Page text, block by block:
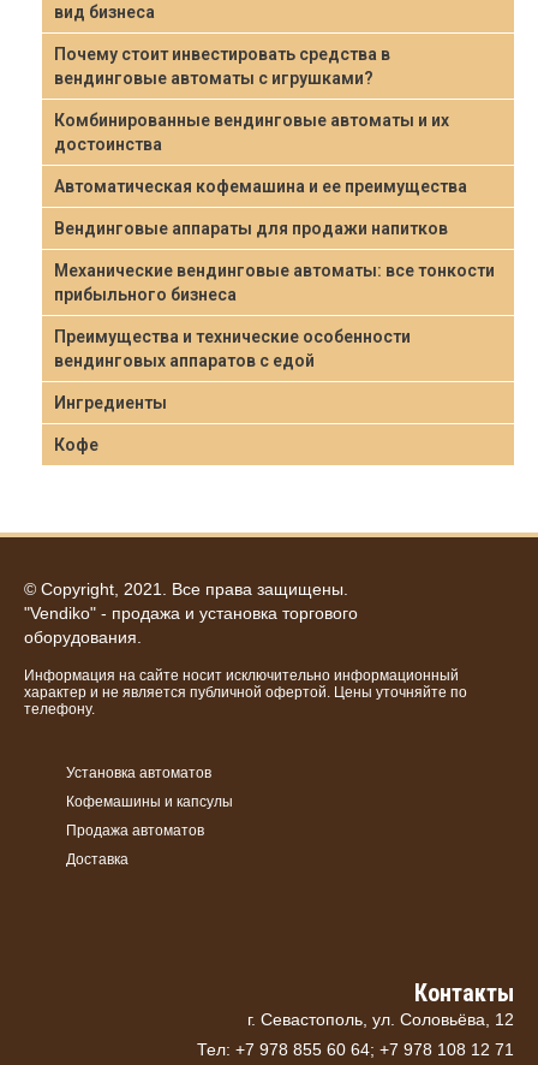
вид бизнеса
Почему стоит инвестировать средства в
вендинговые автоматы с игрушками?
Комбинированные вендинговые автоматы и их
достоинства
Автоматическая кофемашина и ее преимущества
Вендинговые аппараты для продажи напитков
Механические вендинговые автоматы: все тонкости
прибыльного бизнеса
Преимущества и технические особенности
вендинговых аппаратов с едой
Ингредиенты
Кофе
© Copyright, 2021. Все права защищены.
"Vendiko" - продажа и установка торгового
оборудования.
Информация на сайте носит исключительно информационный
характер и не является публичной офертой. Цены уточняйте по
телефону.
Установка автоматов
Кофемашины и капсулы
Продажа автоматов
Доставка
Контакты
г. Севастополь, ул. Соловьёва, 12
Тел: +7 978 855 60 64; +7 978 108 12 71